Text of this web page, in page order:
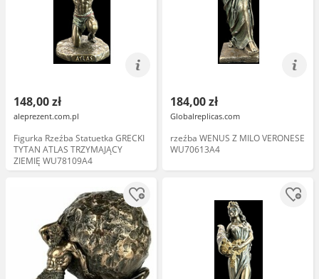
148,00 zł
aleprezent.com.pl
Figurka Rzeźba Statuetka GRECKI
TYTAN ATLAS TRZYMAJĄCY
ZIEMIĘ WU78109A4
184,00 zł
Globalreplicas.com
rzeźba WENUS Z MILO VERONESE
WU70613A4